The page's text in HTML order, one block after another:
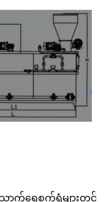
ာက်ရေစက်ရုံများတွင်